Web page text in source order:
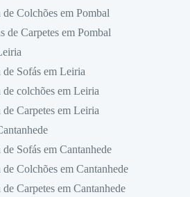
Colchões em Pombal
de Carpetes em Pombal
Sofás em Leiria
colchões em Leiria
Carpetes em Leiria
Sofás em Cantanhede
Colchões em Cantanhede
Carpetes em Cantanhede